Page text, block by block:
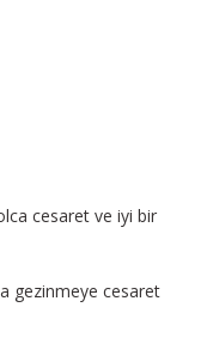
cesaret ve iyi bir
gezinmeye cesaret